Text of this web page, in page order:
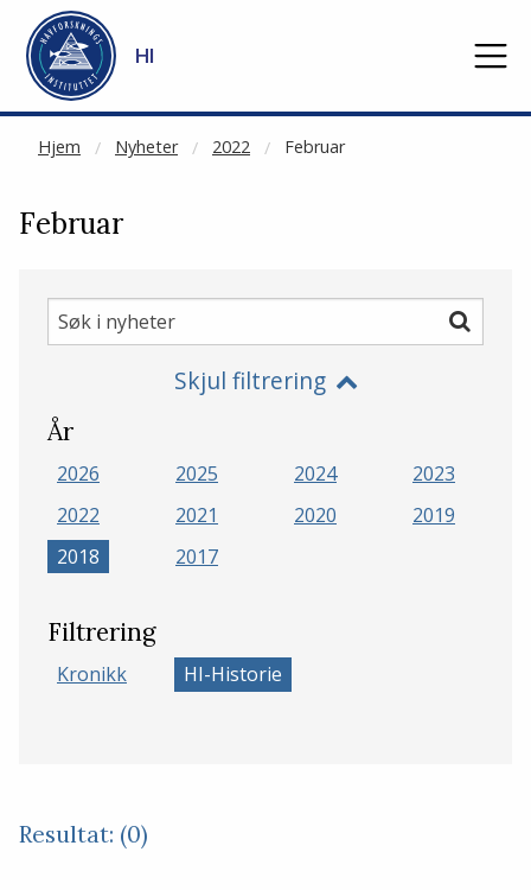
Gå til hovedinnhold
HI
Hjem Nyheter 2022 Februar
NOT CACHED
Februar
Søk
i
Søk
Skjul filtrering
År
2026 2025 2024
2023
2022
2021 2020
2019
2018
2017
Filtrering
Kronikk HI-Historie
Resultat: (0)